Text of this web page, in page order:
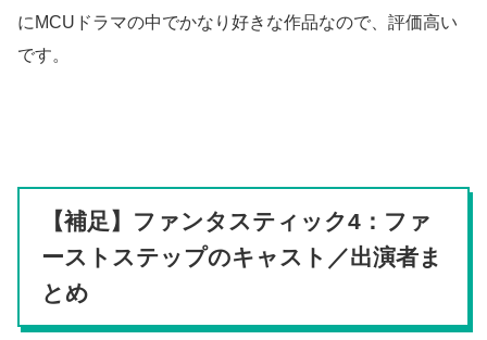
にMCUドラマの中でかなり好きな作品なので、評価高い
です。
【補足】ファンタスティック4：ファ
ーストステップのキャスト／出演者ま
とめ